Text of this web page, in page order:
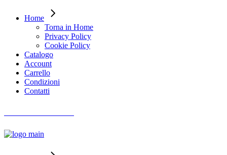
Home
Torna in Home
Privacy Policy
Cookie Policy
Catalogo
Account
Carrello
Condizioni
Contatti